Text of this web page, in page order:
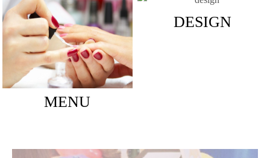
MENU
DESIGN